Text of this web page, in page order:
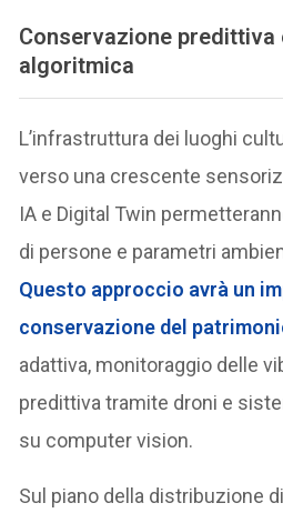
Conservazione predittiva
algoritmica
L’infrastruttura dei luoghi
verso una crescente
IA e Digital Twin
di persone e parametri
Questo approccio avrà un
conservazione del
adattiva, monitoraggio delle
predittiva tramite droni e
su computer vision.
Sul piano della distribuzione